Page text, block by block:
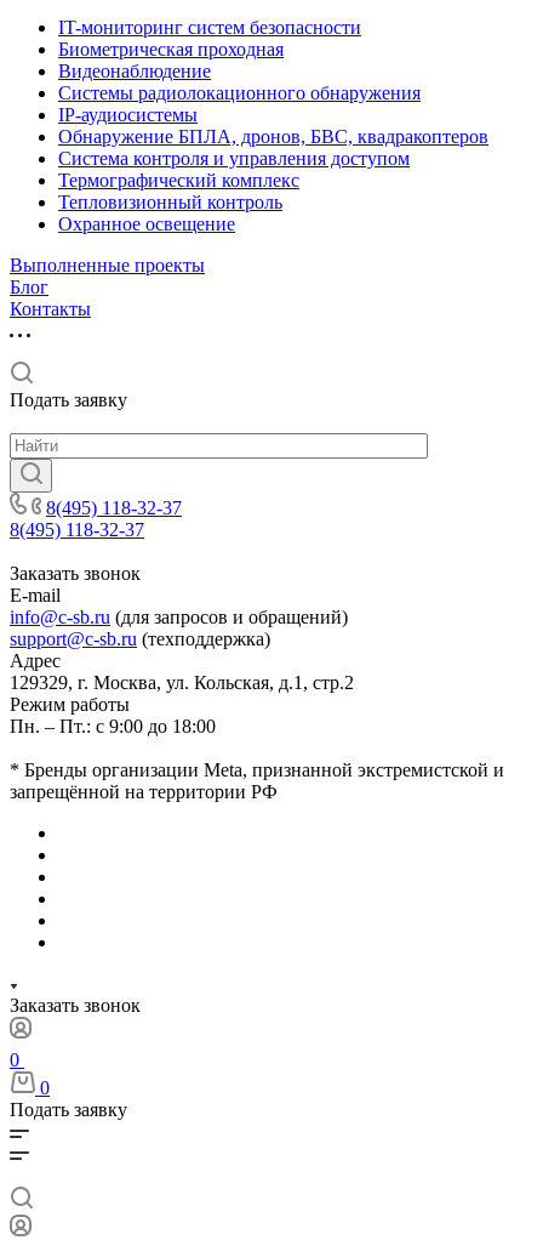
IT-мониторинг систем безопасности
Биометрическая проходная
Видеонаблюдение
Системы радиолокационного обнаружения
IP-аудиосистемы
Обнаружение БПЛА, дронов, БВС, квадракоптеров
Система контроля и управления доступом
Термографический комплекс
Тепловизионный контроль
Охранное освещение
Выполненные проекты
Блог
Контакты
Подать заявку
8(495) 118-32-37
8(495) 118-32-37
Заказать звонок
E-mail
info@c-sb.ru (для запросов и обращений)
support@c-sb.ru (техподдержка)
Адрес
129329, г. Москва, ул. Кольская, д.1, стр.2
Режим работы
Пн. – Пт.: с 9:00 до 18:00
* Бренды организации Meta, признанной экстремистской и
запрещённой на территории РФ
Заказать звонок
0
0
Подать заявку